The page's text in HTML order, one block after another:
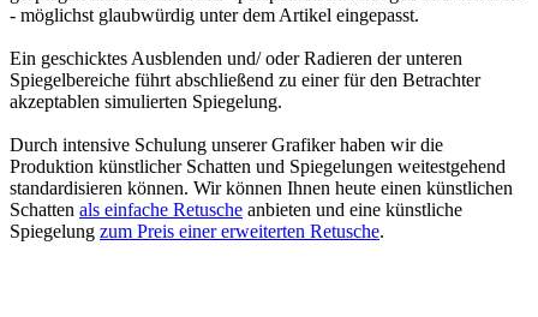
- möglichst glaubwürdig unter dem Artikel eingepasst.
Ein geschicktes Ausblenden und/ oder Radieren der unteren
Spiegelbereiche führt abschließend zu einer für den Betrachter
akzeptablen simulierten Spiegelung.
Durch intensive Schulung unserer Grafiker haben wir die
Produktion künstlicher Schatten und Spiegelungen weitestgehend
standardisieren können. Wir können Ihnen heute einen künstlichen
Schatten als einfache Retusche anbieten und eine künstliche
Spiegelung zum Preis einer erweiterten Retusche.